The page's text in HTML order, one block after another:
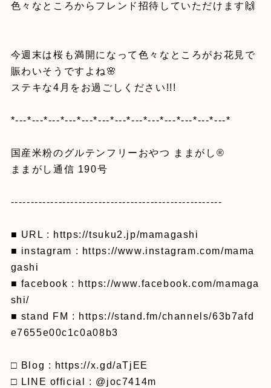
色々なところからフレンド招待していただけます🙌
今週末は桜も満開になって色々なところがお花見で
賑わいそうですよね🌸
ステキな4月をお過ごしください!!!
*---*---*---*---*---*---*---*---*---*---*---*---*---*
国産米粉のグルテンフリーおやつ ままがし®️
ままがし通信 190号
-----------------------------------------------------
■ URL : https://tsuku2.jp/mamagashi
■ instagram : https://www.instagram.com/mama
gashi
■ facebook : https://www.facebook.com/mamaga
shi/
■ stand FM : https://stand.fm/channels/63b7afd
e7655e00c1c0a08b3
□ Blog : https://x.gd/aTjEE
□ LINE official : @joc7414m